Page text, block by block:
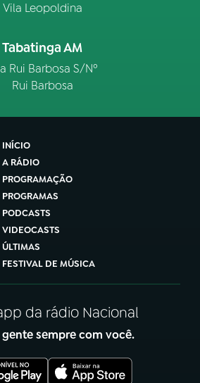
Vila Leopoldina
Tabatinga AM
Rui Barbosa S/Nº
Rui Barbosa
INÍCIO
A RÁDIO
PROGRAMAÇÃO
PROGRAMAS
PODCASTS
VIDEOCASTS
ÚLTIMAS
FESTIVAL DE MÚSICA
da rádio Nacional
gente sempre com você.